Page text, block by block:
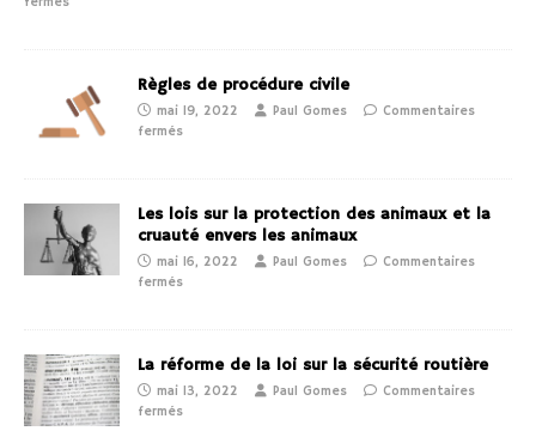
Règles de procédure civile
mai 19, 2022 Paul Gomes
Commentaires
fermés
Les lois sur la protection des animaux et la
cruauté envers les animaux
mai 16, 2022 Paul Gomes
Commentaires
fermés
La réforme de la loi sur la sécurité routière
mai 13, 2022 Paul Gomes
Commentaires
fermés